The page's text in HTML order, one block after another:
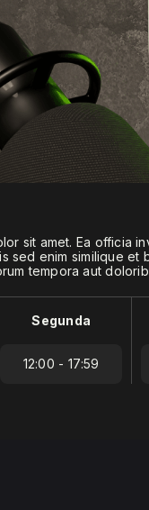
sit amet. Ea officia
sed enim similique et
tempora aut
Segunda
12:00 - 17:59